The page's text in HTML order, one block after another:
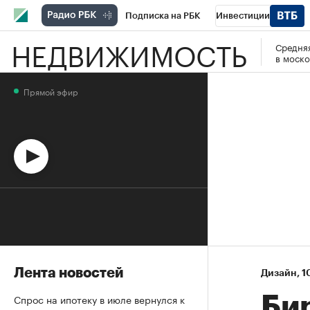
Подписка на РБК Инвестиции
Спорт Школа управления РБК РБК
НЕДВИЖИМОСТЬ
в
Дизайн⁠,
Прямой эфир
Лента новостей
Спрос на ипотеку в июле вернулся к